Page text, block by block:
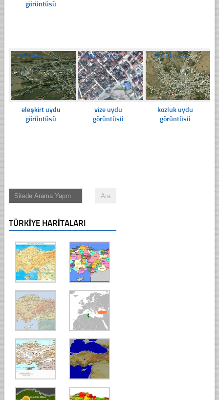
görüntüsü
☐284 Tıklanma
eleşkirt uydu
görüntüsü
☐337 Tıklanma
vize uydu
görüntüsü
☐372 Tıklanma
kozluk uydu
görüntüsü
TÜRKIYE HARITALARI